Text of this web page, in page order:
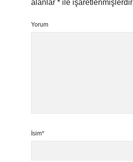
alanlar * ile işaretlenmişlerdir
Yorum
İsim*